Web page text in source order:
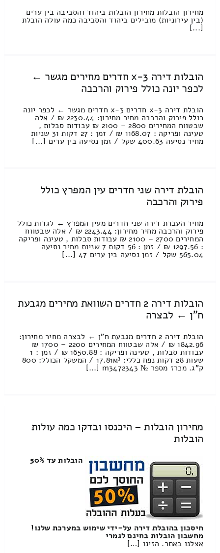
מחירון הובלות מחירון הובלות ביהוד והסביבה בין ערים
(בין עירוניות) מובילים ביהוד והסביבה כמה עולה הובלת
[...]
הובלות דירה 3-x חדרים מחירים מגשר ←
לכפר יונה כולל פירוק והרכבה
הובלת דירה 3-x חדרים 3-x חדרים מגשר ← לכפר יונה
כולל פירוק והרכבה מחיר מחירון: 2230.44 ₪ / אלה
שבטווח המחירים 2800 – 2100 ₪ עבודות סבלות ,
טעינה ופריקה : 1168.07 ₪ / זמן : 27 דקות 31 שניות
מחיר נסיעה 400.63 שקל / זמן נסיעה בין ערים [...]
הובלת דירה שני חדרים עין המפרץ כולל
פירוק והרכבה
מחיר העברת דירה שני חדרים מעין המפרץ ← לגדות כולל
פירוק והרכבה מחיר מחירון: 2243.44 ₪ / אלה שבטווח
המחירים 2700 – 2100 ₪ עבודות סבלות , טעינה ופריקה
: 1297.56 ₪ / זמן : 56 דקות 7 שניות מחיר נסיעה
565.04 שקל / זמן נסיעה בין ערים 47 [...]
הובלות דירה 2 חדרים השוואת מחירים מגבעת
ח"ן ← לבצרה
הובלת דירה 2 חדרים מגבעת ח"ן ← לבצרה מחיר מחירון:
1842.96 ₪ / אלה שבטווח המחירים 2200 – 1700 ₪
עבודות סבלות , טעינה ופריקה : 1650.88 ₪ / זמן : 1
שעות 28 דקות נפח כללי: 17.81м³ / המשקל הכולל: 800
ק”ג. מכרז מספר № m3472343 [...]
מחירון הובלות – היכנסו ובדקו כמה עולות
הובלות
הובלות עד 50%
חיסכון בהובלת דירה על-ידי שימוש במערכת שלנו!
מחשבון הובלות בחינם לגמרי
אצלנו באתר. הזינו […]